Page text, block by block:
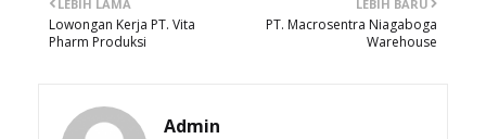
LEBIH BARU
PT. Macrosentra Niagaboga
Warehouse
LEBIH LAMA
Lowongan Kerja PT. Vita
Pharm Produksi
Admin